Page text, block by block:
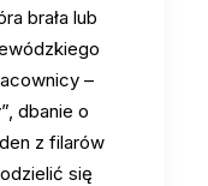
brała lub
–
dbanie o
z filarów
się